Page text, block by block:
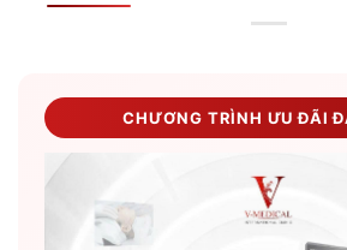
CHƯƠNG TRÌNH ƯU ĐÃI